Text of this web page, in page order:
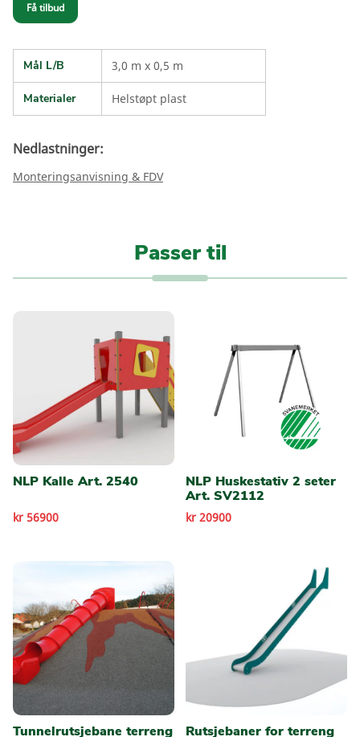
Få tilbud
Mål L/B 3,0 m x 0,5 m
Materialer Helstøpt plast
Nedlastninger:
Monteringsanvisning & FDV
Passer til
NLP Kalle Art. 2540
kr 56900
NLP Huskestativ 2 seter
Art. SV2112
kr 20900
Tunnelrutsjebane terreng
Rutsjebaner for terreng